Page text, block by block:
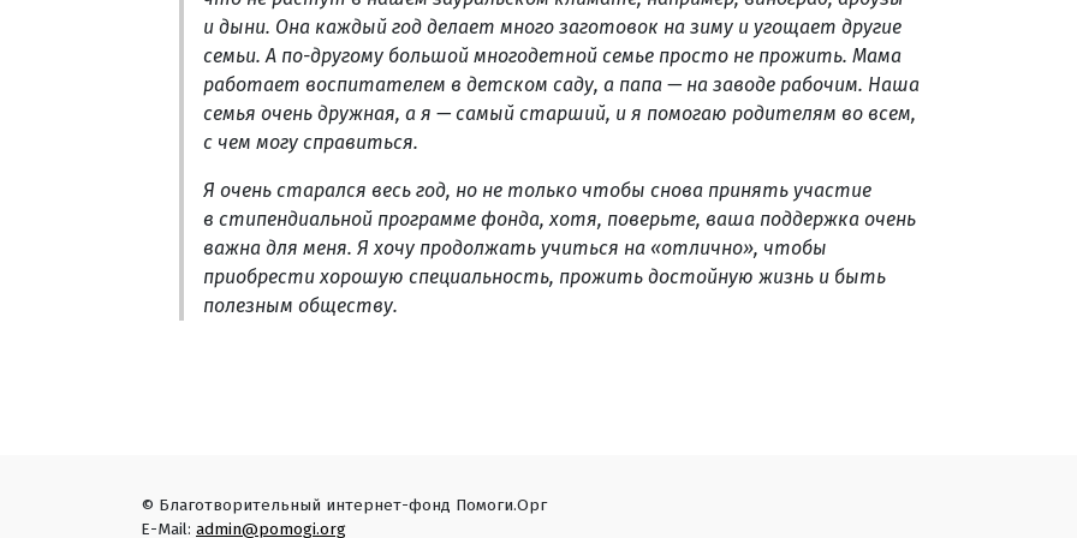
и дыни. Она каждый год делает много заготовок на зиму и угощает другие
семьи. А по-другому большой многодетной семье просто не прожить. Мама
работает воспитателем в детском саду, а папа — на заводе рабочим. Наша
семья очень дружная, а я — самый старший, и я помогаю родителям во всем,
с чем могу справиться.
Я очень старался весь год, но не только чтобы снова принять участие
в стипендиальной программе фонда, хотя, поверьте, ваша поддержка очень
важна для меня. Я хочу продолжать учиться на «отлично», чтобы
приобрести хорошую специальность, прожить достойную жизнь и быть
полезным обществу.
© Благотворительный интернет-фонд Помоги.Орг
E-Mail: admin@pomogi.org